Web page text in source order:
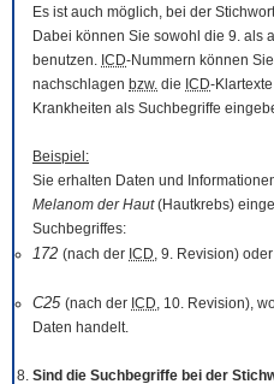
Es ist auch möglich, bei der
Dabei können Sie sowohl die 9. als
benutzen. ICD-Nummern können Sie
nachschlagen bzw. die ICD-
Krankheiten als Suchbegriffe
Beispiel:
Sie erhalten Daten und
Melanom der Haut(Hautkrebs)
Suchbegriffes:
172 (nach der ICD, 9. Revision) oder
C25 (nach der ICD, 10. Revision),
Daten handelt.
Sind die Suchbegriffe bei der